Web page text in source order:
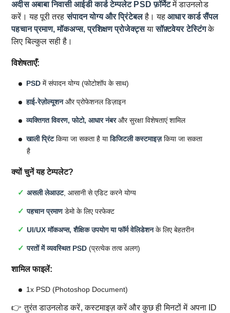
अदीस अबाबा निवासी आईडी कार्ड टेम्पलेट PSD फ़ॉर्मेटमें डाउनलोड
करें। यह पूरी तरहसंपादन योग्य और प्रिंटेबलहै। यहआधार कार्ड सैंपल
पहचान प्रमाण, मॉकअप्स, प्रशिक्षण प्रोजेक्ट्सयासॉफ़्टवेयर टेस्टिंगके
लिए बिल्कुल सही है।
विशेषताएँ:
PSD में संपादन योग्य (फोटोशॉप के साथ)
हाई-रेज़ोल्यूशनऔर प्रोफेशनल डिज़ाइन
व्यक्तिगत विवरण, फोटो, आधार नंबरऔर सुरक्षा विशेषताएं शामिल
खाली प्रिंटकिया जा सकता है याडिजिटली कस्टमाइज़किया जा सकता
है
क्यों चुनें यह टेम्पलेट?
असली लेआउट, आसानी से एडिट करने योग्य
पहचान प्रमाणडेमो के लिए परफेक्ट
UI/UX मॉकअप्स, शैक्षिक उपयोग या फॉर्म वेलिडेशनके लिए बेहतरीन
परतों में व्यवस्थित PSD (प्रत्येक तत्व अलग)
शामिल फाइलें:
1x PSD (Photoshop Document)
👉 तुरंत डाउनलोड करें, कस्टमाइज़ करें और कुछ ही मिनटों में अपना ID